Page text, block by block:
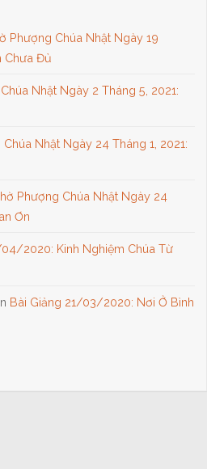
Phượng Chúa Nhật Ngày 19
Chưa Đủ
Nhật Ngày 2 Tháng 5, 2021:
Nhật Ngày 24 Tháng 1, 2021:
Phượng Chúa Nhật Ngày 24
Ơn
2020: Kinh Nghiệm Chúa Từ
Bài Giảng 21/03/2020: Nơi Ở Bình